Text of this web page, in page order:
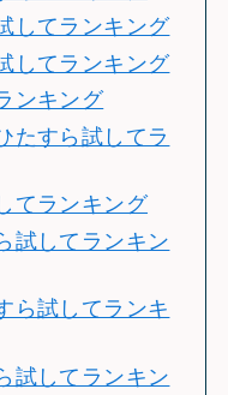
してランキング
してランキング
ンキング
たすら試してラ
てランキング
試してランキン
ら試してランキ
試してランキン